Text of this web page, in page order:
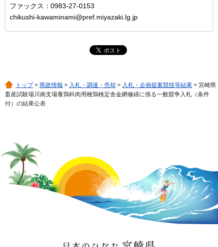
ファックス：0983-27-0153
chikushi-kawaminami@pref.miyazaki.lg.jp
トップ> 県政情報 > 入札・調達・売却 > 入札・企画提案競技等結果 > 宮崎県
畜産試験場川南支場養鶏科肉用種鶏検定舎金網修繕に係る一般競争入札（条件
付）の結果公表